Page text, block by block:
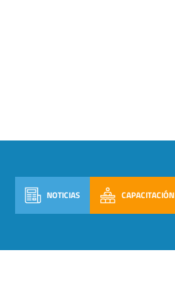
NOTICIAS CAPACITACIÓN